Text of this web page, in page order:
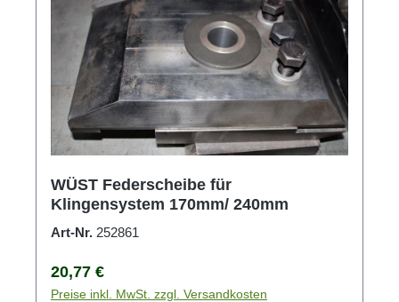
WÜST Federscheibe für
Klingensystem 170mm/ 240mm
Art-Nr. 252861
Regulärer Preis:
20,77 €
Preise inkl. MwSt. zzgl. Versandkosten